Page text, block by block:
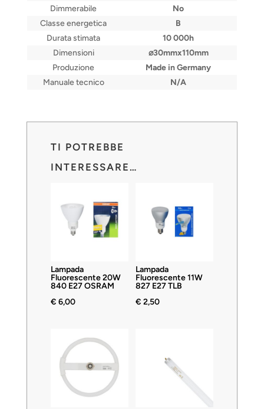
Dimmerabile
No
Classe energetica
B
Durata stimata
10 000h
Dimensioni
⌀30mmx110mm
Produzione
Made in Germany
Manuale tecnico
N/A
TI POTREBBE
INTERESSARE…
Lampada
Fluorescente 20W
840 E27 OSRAM
€ 6,00
Lampada
Fluorescente 11W
827 E27 TLB
€ 2,50